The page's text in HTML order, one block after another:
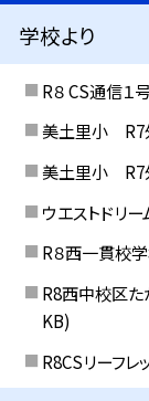
学校より
R８ CS通信１
美土里小 R7
美土里小 R7
ウエストドリー
R８西一貫校
R8西中校区た
KB)
R8CSリーフレ